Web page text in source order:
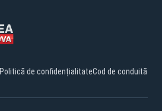
Politică de confidențialitateCod de conduită